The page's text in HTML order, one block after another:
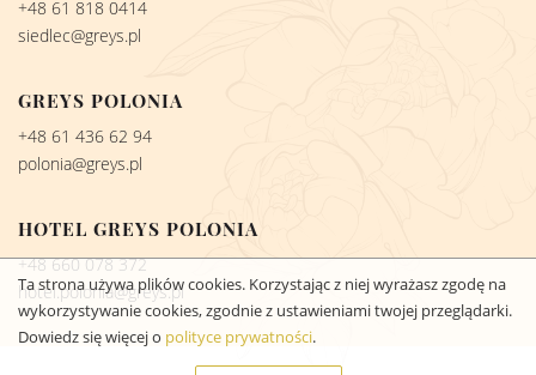
+48 61 818 0414
siedlec@greys.pl
GREYS POLONIA
+48 61 436 62 94
polonia@greys.pl
HOTEL GREYS POLONIA
+48 660 078 372
hotel.polonia@greys.pl
Ta strona używa plików cookies. Korzystając z niej wyrażasz zgodę na
wykorzystywanie cookies, zgodnie z ustawieniami twojej przeglądarki.
Dowiedz się więcej o polityce prywatności.